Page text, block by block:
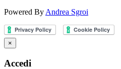
Powered By Andrea Sgroi
×
Accedi